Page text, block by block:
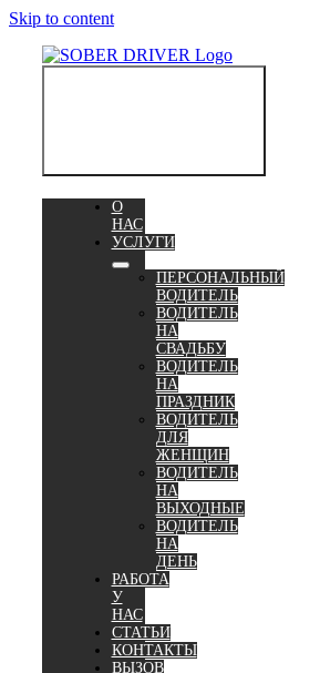
Skip to content
О
НАС
УСЛУГИ
ПЕРСОНАЛЬНЫЙ
ВОДИТЕЛЬ
ВОДИТЕЛЬ
НА
СВАДЬБУ
ВОДИТЕЛЬ
НА
ПРАЗДНИК
ВОДИТЕЛЬ
ДЛЯ
ЖЕНЩИН
ВОДИТЕЛЬ
НА
ВЫХОДНЫЕ
ВОДИТЕЛЬ
НА
ДЕНЬ
РАБОТА
У
НАС
СТАТЬИ
КОНТАКТЫ
ВЫЗОВ